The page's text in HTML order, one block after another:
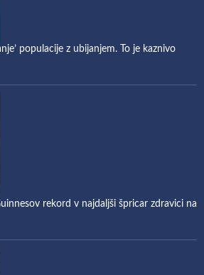
populacije z ubijanjem. To je kaznivo
rekord v najdaljši špricar zdravici na